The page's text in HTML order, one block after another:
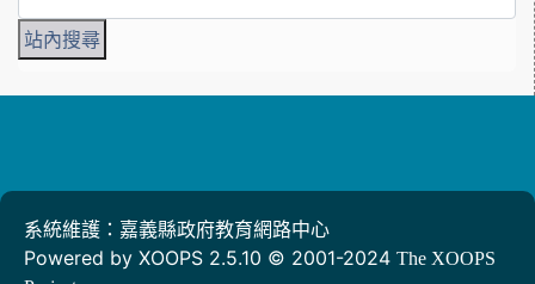
系統維護：嘉義縣政府教育網路中心
Powered by XOOPS 2.5.10 © 2001-2024 The XOOPS